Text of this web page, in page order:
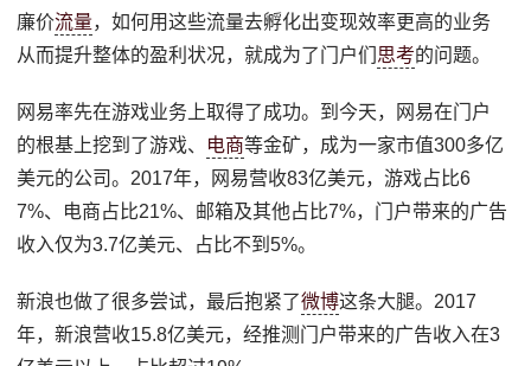
廉价流量，如何用这些流量去孵化出变现效率更高的业务
从而提升整体的盈利状况，就成为了门户们 思考的问题。
网易率先在游戏业务上取得了成功。到今天，网易在门户
的根基上挖到了游戏、 电商等金矿，成为一家市值300多亿
美元的公司。2017年，网易营收83亿美元，游戏占比6
7%、电商占比21%、邮箱及其他占比7%，门户带来的广告
收入仅为3.7亿美元、占比不到5%。
新浪也做了很多尝试，最后抱紧了微博这条大腿。2017
年，新浪营收15.8亿美元，经推测门户带来的广告收入在3